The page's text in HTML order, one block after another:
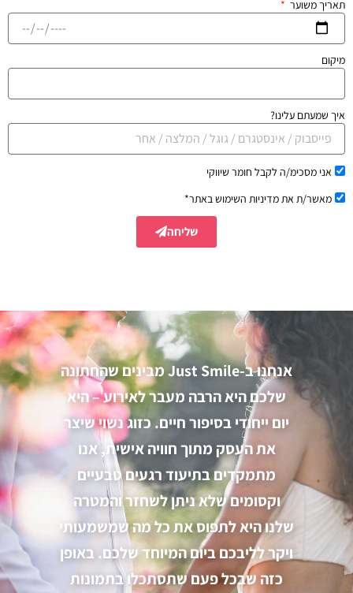
תאריך משוער
מיקום
איך שמעתם עלינו?
אני מסכימ/ה לקבל חומר שיווקי
מאשר/ת את מדיניות השימוש באתר*
שליחה
אנחנו ב-Just Smile מבינים שהחתונה
שלכם היא הרבה מעבר לאירוע – היא
יום ייחודי בסיפור חיים. כזוג נשוי שיצר
את העסק מתוך חוויה אישית, אנו
מתמקדים בתיעוד רגעים טבעיים
וקסומים שלא ניתן לשחזר והמטרה
שלנו היא לתפוס את כל מה שמשמעותי
ויקר לליבכם ביום המיוחד שלכם. באופן
כזה שבכל פעם שתסתכלו בתמונות